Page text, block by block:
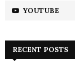
YOUTUBE
RECENT POSTS